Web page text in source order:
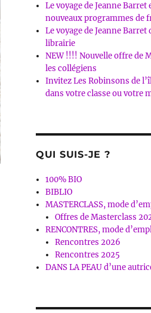
Le voyage de Jeanne Barret
nouveaux programmes de
Le voyage de Jeanne Barret
librairie
NEW !!!! Nouvelle offre de
les collégiens
Invitez Les Robinsons de
dans votre classe ou votre
QUI SUIS-JE ?
100% BIO
BIBLIO
MASTERCLASS, mode
Offres de Masterclass
RENCONTRES, mode
Rencontres 2026
Rencontres 2025
DANS LA PEAU d’une